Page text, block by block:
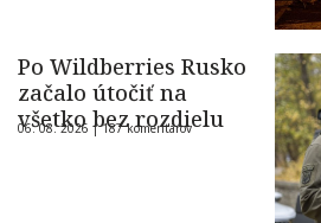
Po Wildberries Rusko
začalo útočiť na
všetko bez rozdielu
06. 08. 2026 |187 komentárov